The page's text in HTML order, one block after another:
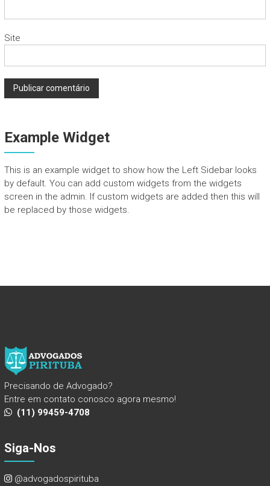
Site
Example Widget
This is an example widget to show how the Left Sidebar looks
by default. You can add custom widgets from the widgets
screen in the admin. If custom widgets are added then this will
be replaced by those widgets.
Precisando de Advogado?
Entre em contato conosco agora mesmo!
(11) 99459-4708
Siga-Nos
@advogadospirituba